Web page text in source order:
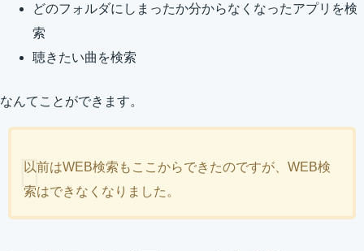
どのフォルダにしまったか分からなくなったアプリを検
索
聴きたい曲を検索
なんてことができます。
以前はWEB検索もここからできたのですが、WEB検
索はできなくなりました。